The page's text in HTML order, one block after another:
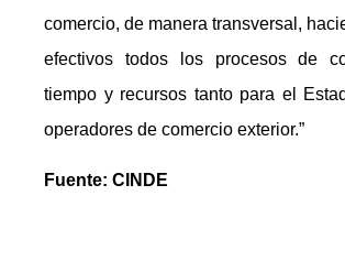
comercio, de manera transversal,
efectivos todos los procesos de
tiempo y recursos tanto para el
operadores de comercio exterior.”
Fuente: CINDE